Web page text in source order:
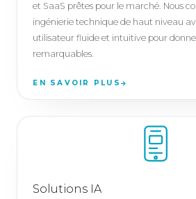
et SaaS prêtes pour le marché. Nous
ingénierie technique de haut niveau
utilisateur fluide et intuitive pour
remarquables.
EN SAVOIR PLUS
Solutions IA